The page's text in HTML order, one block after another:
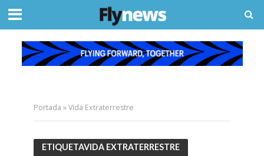
Portada »Vida Extraterrestre
ETIQUETAVIDA EXTRATERRESTRE